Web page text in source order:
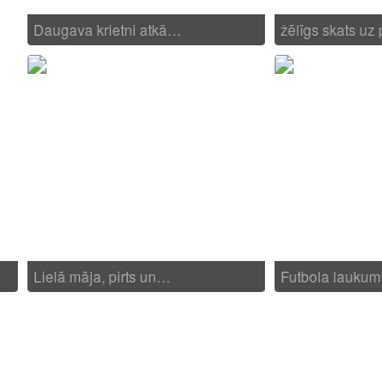
Daugava krietni atkā… žēlīgs skats uz
Lielā māja, pirts un… Futbola